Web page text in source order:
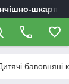
бавовняні